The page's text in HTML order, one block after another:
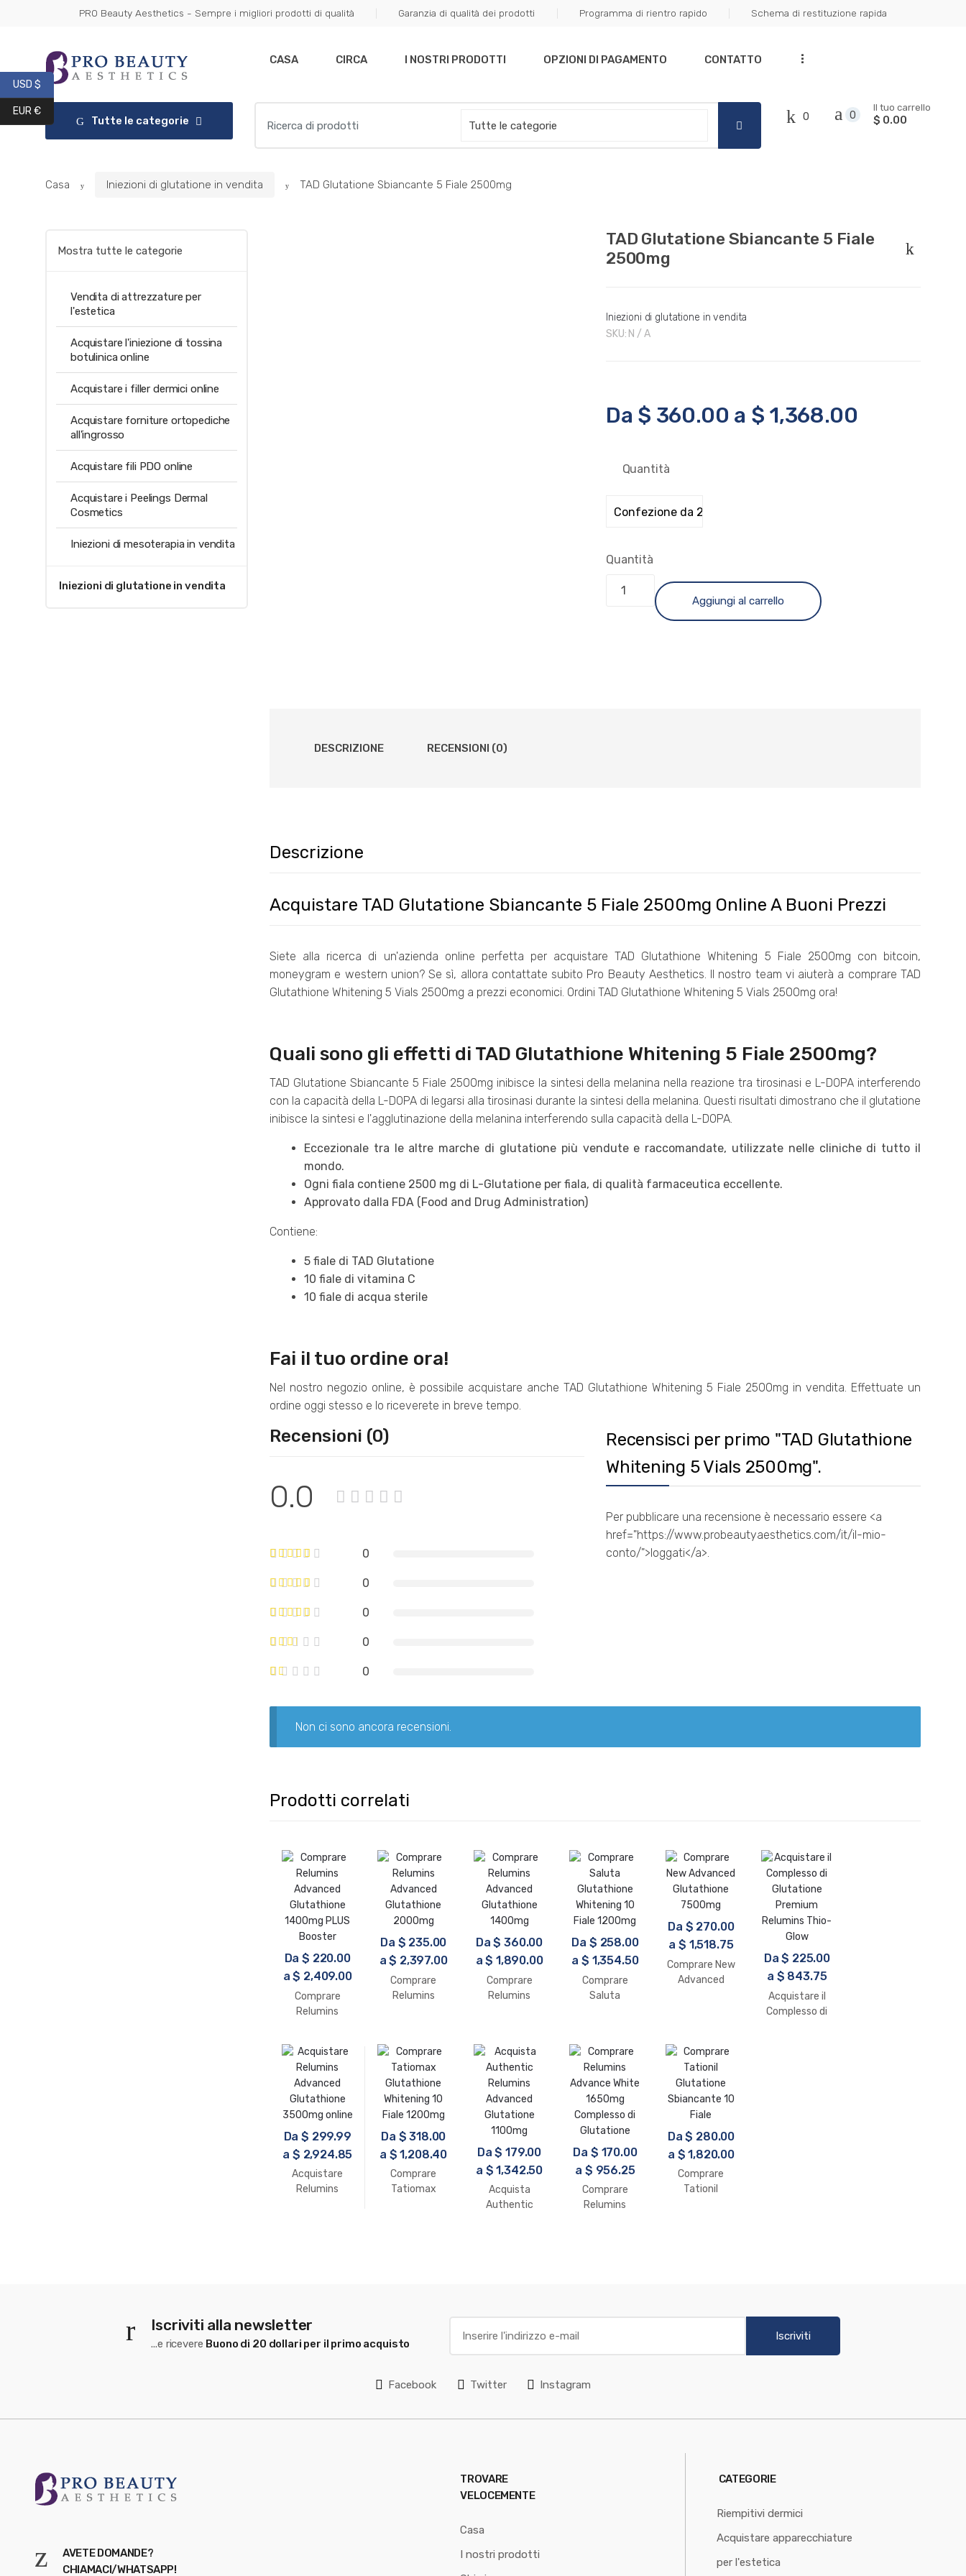
PRO Beauty Aesthetics - Sempre i migliori prodotti di qualità Garanzia di qualità dei prodotti Programma di rientro rapido Schema di restituzione rapida
CASA CIRCA I NOSTRI PRODOTTI OPZIONI DI PAGAMENTO CONTATTO ...
Tutte le categorie
per:
0 0
Il tuo carrello
$ 0.00
Casa Iniezioni di glutatione in vendita TAD Glutatione Sbiancante 5 Fiale 2500mg
TAD Glutatione Sbiancante 5 Fiale
2500mg
Iniezioni di glutatione in vendita
SKU: N / A
Da $ 360.00 a $ 1,368.00
Quantità
Quantità
Aggiungi al carrello
DESCRIZIONE RECENSIONI (0)
Descrizione
Acquistare TAD Glutatione Sbiancante 5 Fiale 2500mg Online A Buoni Prezzi
Siete alla ricerca di un'azienda online perfetta per acquistare TAD Glutathione Whitening 5 Fiale 2500mg con bitcoin,
moneygram e western union? Se sì, allora contattate subito Pro Beauty Aesthetics. Il nostro team vi aiuterà a comprare TAD
Glutathione Whitening 5 Vials 2500mg a prezzi economici. Ordini TAD Glutathione Whitening 5 Vials 2500mg ora!
Quali sono gli effetti di TAD Glutathione Whitening 5 Fiale 2500mg?
TAD Glutatione Sbiancante 5 Fiale 2500mg inibisce la sintesi della melanina nella reazione tra tirosinasi e L-DOPA interferendo
con la capacità della L-DOPA di legarsi alla tirosinasi durante la sintesi della melanina. Questi risultati dimostrano che il glutatione
inibisce la sintesi e l'agglutinazione della melanina interferendo sulla capacità della L-DOPA.
Eccezionale tra le altre marche di glutatione più vendute e raccomandate, utilizzate nelle cliniche di tutto il
mondo.
Ogni fiala contiene 2500 mg di L-Glutatione per fiala, di qualità farmaceutica eccellente.
Approvato dalla FDA (Food and Drug Administration)
Contiene:
5 fiale di TAD Glutatione
10 fiale di vitamina C
10 fiale di acqua sterile
Fai il tuo ordine ora!
Nel nostro negozio online, è possibile acquistare anche TAD Glutathione Whitening 5 Fiale 2500mg in vendita. Effettuate un
ordine oggi stesso e lo riceverete in breve tempo.
Recensioni (0)
0.0
0
0
0
0
0
Recensisci per primo "TAD Glutathione
Whitening 5 Vials 2500mg".
Per pubblicare una recensione è necessario essere <a
href="https://www.probeautyaesthetics.com/it/il-mio-
conto/">loggati</a>.
Non ci sono ancora recensioni.
Prodotti correlati
Da$ 220.00
a$ 2,409.00
Comprare
Relumins
Glutathione
1400mg PLUS
Booster
Da $ 235.00
a$ 2,397.00
Comprare
Relumins
Da$ 360.00
a$ 1,890.00
Comprare
Relumins
Da $ 258.00
a$ 1,354.50
Comprare
Saluta
Da $ 270.00
a$ 1,518.75
Comprare New
Advanced
Da$ 225.00
a $ 843.75
Acquistare il
Complesso di
Da$ 299.99
a $ 2,924.85
Acquistare
Relumins
Da $ 318.00
a $ 1,208.40
Comprare
Tatiomax
Da$ 179.00
a $ 1,342.50
Acquista
Authentic
Da $ 170.00
a $ 956.25
Comprare
Relumins
Da$ 280.00
a $ 1,820.00
Comprare
Tationil
Mostra tutte le categorie
Vendita di attrezzature per
l'estetica
Acquistare l'iniezione di tossina
botulinica online
Acquistare i filler dermici online
Acquistare forniture ortopediche
all'ingrosso
Acquistare fili PDO online
Acquistare i Peelings Dermal
Cosmetics
Iniezioni di mesoterapia in vendita
Iniezioni di glutatione in vendita
Iscriviti alla newsletter
...e ricevere Buono di 20 dollari per il primo acquisto
Iscriviti
Facebook Twitter Instagram
AVETE DOMANDE?
CHIAMACI/WHATSAPP!
TROVARE
VELOCEMENTE
Casa
I nostri prodotti
CATEGORIE
Riempitivi dermici
Acquistare apparecchiature
per l'estetica
USD $
EUR €